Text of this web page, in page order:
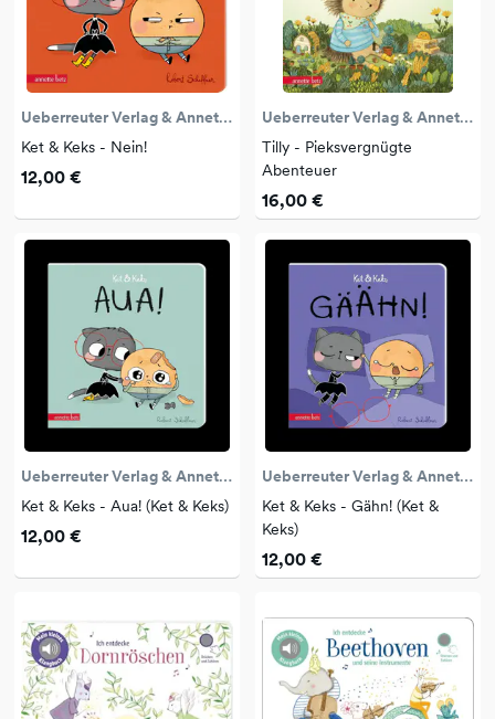
Ueberreuter Verlag & Annette Betz
Ket & Keks - Nein!
12,00 €
Ueberreuter Verlag & Annette Betz
Tilly - Pieksvergnügte
Abenteuer
16,00 €
Ueberreuter Verlag & Annette Betz
Ket & Keks - Aua! (Ket & Keks)
12,00 €
Ueberreuter Verlag & Annette Betz
Ket & Keks - Gähn! (Ket &
Keks)
12,00 €